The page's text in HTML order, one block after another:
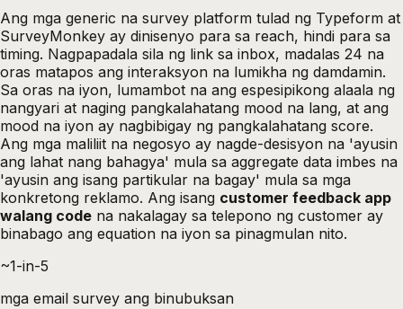
Ang mga generic na survey platform tulad ng Typeform at
SurveyMonkey ay dinisenyo para sa reach, hindi para sa
timing. Nagpapadala sila ng link sa inbox, madalas 24 na
oras matapos ang interaksyon na lumikha ng damdamin.
Sa oras na iyon, lumambot na ang espesipikong alaala ng
nangyari at naging pangkalahatang mood na lang, at ang
mood na iyon ay nagbibigay ng pangkalahatang score.
Ang mga maliliit na negosyo ay nagde-desisyon na 'ayusin
ang lahat nang bahagya' mula sa aggregate data imbes na
'ayusin ang isang partikular na bagay' mula sa mga
konkretong reklamo. Ang isang customer feedback app
walang code na nakalagay sa telepono ng customer ay
binabago ang equation na iyon sa pinagmulan nito.
~1-in-5
mga email survey ang binubuksan